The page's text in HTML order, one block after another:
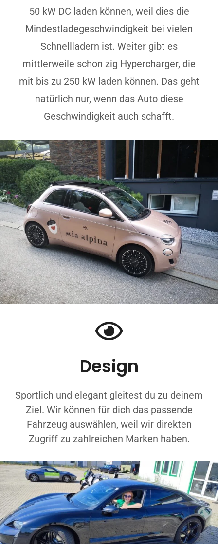
50 kW DC laden können, weil dies die
Mindestladegeschwindigkeit bei vielen
Schnellladern ist. Weiter gibt es
mittlerweile schon zig Hypercharger, die
mit bis zu 250 kW laden können. Das geht
natürlich nur, wenn das Auto diese
Geschwindigkeit auch schafft.
Design
Sportlich und elegant gleitest du zu deinem
Ziel. Wir können für dich das passende
Fahrzeug auswählen, weil wir direkten
Zugriff zu zahlreichen Marken haben.